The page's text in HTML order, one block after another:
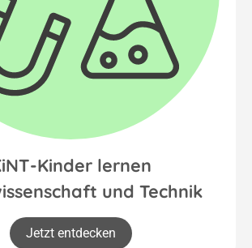
Kinder lernen
und Technik
Jetzt entdecken